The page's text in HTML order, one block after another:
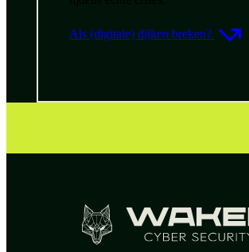
Als (digitale) dijken breken?